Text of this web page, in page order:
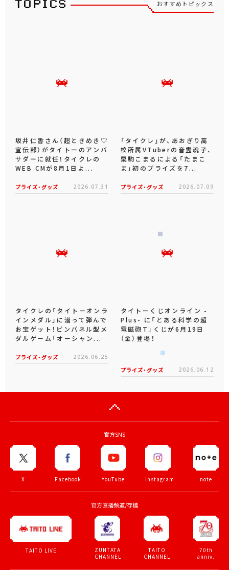
おすすめトピックス
坂井仁香さん（超ときめき♡
宣伝部）がタイトーのアンバ
サダーに就任！タイクレの
WEB CMが8月1日よ...
プライズ・グッズ 2026.07.31
「タイクレ」が、あおぎり高
校所属VTuberの音霊魂子、
栗駒こまるによる「たまこ
ま」初のプライズを7...
プライズ・グッズ 2026.07.09
タイクレの「タイトーオンラ
インメダル」に潜って弾んで
お宝ゲット！ピンパネル型メ
ダルゲーム「オーシャン...
プライズ・グッズ 2026.06.25
タイトーくじオンライン -
Plus- に「とある科学の超
電磁砲T」くじが6月19日
（金）登場！
プライズ・グッズ 2026.06.12
官方SNS
X Facebook YouTube Instagram note
官方直播頻道/存檔
TAITO LIVE
ZUNTATA
CHANNEL
TAITO
CHANNEL
70th
anniv.